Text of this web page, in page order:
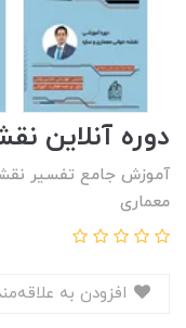
دوره آنلاین
آموزش جامع تفسیر
معماری